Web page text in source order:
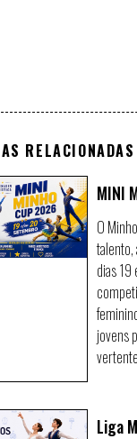
RELACIONADAS
MINI
O
dias
jovens
Liga